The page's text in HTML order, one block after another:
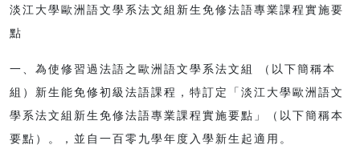
淡江大學歐洲語文學系法文組新生免修法語專業課程實施要
點
一、為使修習過法語之歐洲語文學系法文組 （以下簡稱本
組）新生能免修初級法語課程，特訂定「淡江大學歐洲語文
學系法文組新生免修法語專業課程實施要點」（以下簡稱本
要點）。，並自一百零九學年度入學新生起適用。